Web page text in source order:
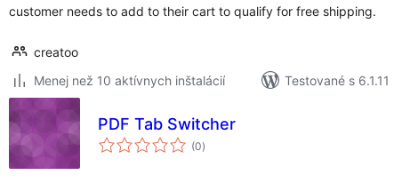
customer needs to add to their cart to qualify for free shipping.
creatoo
Menej než 10 aktívnych inštalácií
Testované s 6.1.11
PDF Tab Switcher
(0celkové
hodnotenie
)